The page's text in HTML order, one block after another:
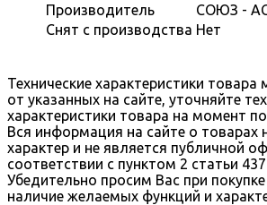
Производитель
СОЮЗ -
Cнят с производства Нет
Технические характеристики товара
от указанных на сайте, уточняйте
характеристики товара на момент
Вся информация на сайте о товарах
характер и не является публичной
соответствии с пунктом 2 статьи
Убедительно просим Вас при
наличие желаемых функций и